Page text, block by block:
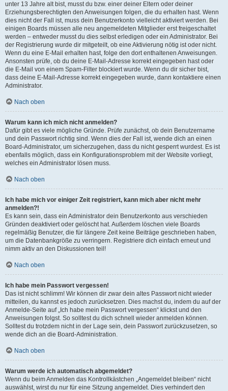
unter 13 Jahre alt bist, musst du bzw. einer deiner Eltern oder deiner
Erziehungsberechtigten den Anweisungen folgen, die du erhalten hast. Wenn
dies nicht der Fall ist, muss dein Benutzerkonto vielleicht aktiviert werden. Bei
einigen Boards müssen alle neu angemeldeten Mitglieder erst freigeschaltet
werden – entweder musst du dies selbst erledigen oder ein Administrator. Bei
der Registrierung wurde dir mitgeteilt, ob eine Aktivierung nötig ist oder nicht.
Wenn du eine E-Mail erhalten hast, folge den dort enthaltenen Anweisungen.
Ansonsten prüfe, ob du deine E-Mail-Adresse korrekt eingegeben hast oder
die E-Mail von einem Spam-Filter blockiert wurde. Wenn du dir sicher bist,
dass deine E-Mail-Adresse korrekt eingegeben wurde, dann kontaktiere einen
Administrator.
Nach oben
Warum kann ich mich nicht anmelden?
Dafür gibt es viele mögliche Gründe. Prüfe zunächst, ob dein Benutzername
und dein Passwort richtig sind. Wenn dies der Fall ist, wende dich an einen
Board-Administrator, um sicherzugehen, dass du nicht gesperrt wurdest. Es ist
ebenfalls möglich, dass ein Konfigurationsproblem mit der Website vorliegt,
welches ein Administrator lösen muss.
Nach oben
Ich habe mich vor einiger Zeit registriert, kann mich aber nicht mehr
anmelden?!
Es kann sein, dass ein Administrator dein Benutzerkonto aus verschieden
Gründen deaktiviert oder gelöscht hat. Außerdem löschen viele Boards
regelmäßig Benutzer, die für längere Zeit keine Beiträge geschrieben haben,
um die Datenbankgröße zu verringern. Registriere dich einfach erneut und
nimm aktiv an den Diskussionen teil!
Nach oben
Ich habe mein Passwort vergessen!
Das ist nicht schlimm! Wir können dir zwar dein altes Passwort nicht wieder
mitteilen, du kannst es jedoch zurücksetzen. Dies machst du, indem du auf der
Anmelde-Seite auf „Ich habe mein Passwort vergessen“ klickst und den
Anweisungen folgst. So solltest du dich schnell wieder anmelden können.
Solltest du trotzdem nicht in der Lage sein, dein Passwort zurückzusetzen, so
wende dich an die Board-Administration.
Nach oben
Warum werde ich automatisch abgemeldet?
Wenn du beim Anmelden das Kontrollkästchen „Angemeldet bleiben“ nicht
auswählst, wirst du nur für eine Sitzung angemeldet. Dies verhindert den